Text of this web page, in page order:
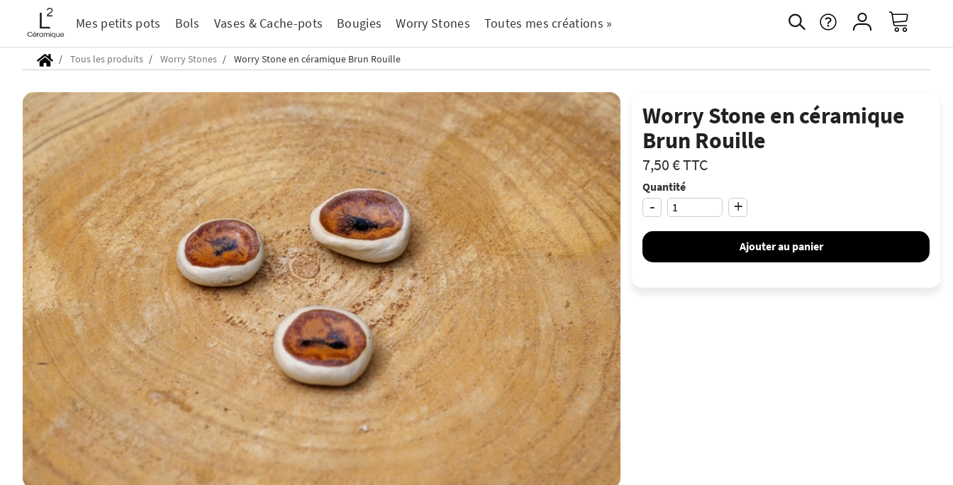
Mes petits pots Bols Vases & Cache-pots Bougies Worry Stones Toutes mes créations »
Tous les produits Worry Stones Worry Stone en céramique Brun Rouille
Worry Stone en céramique
Brun Rouille
7,50 €TTC
Quantité
- +
Ajouter au panier